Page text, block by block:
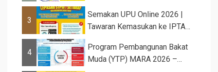
3
Semakan UPU Online 2026 |
Tawaran Kemasukan ke IPTA
4
Program Pembangunan Bakat
Muda (YTP) MARA 2026 –